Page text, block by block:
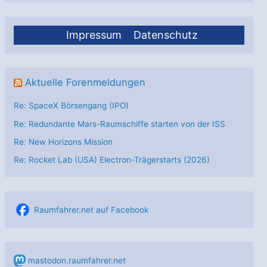
Impressum Datenschutz
Aktuelle Forenmeldungen
Re: SpaceX Börsengang (IPO)
Re: Redundante Mars-Raumschiffe starten von der ISS
Re: New Horizons Mission
Re: Rocket Lab (USA) Electron-Trägerstarts (2026)
Raumfahrer.net auf Facebook
mastodon.raumfahrer.net